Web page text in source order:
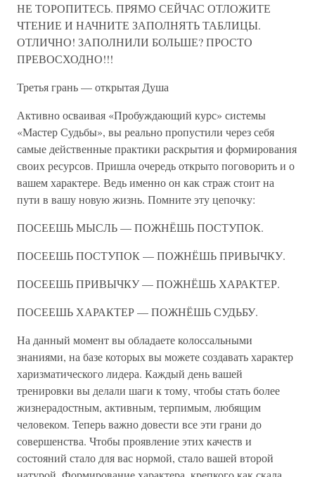
НЕ ТОРОПИТЕСЬ. ПРЯМО СЕЙЧАС ОТЛОЖИТЕ
ЧТЕНИЕ И НАЧНИТЕ ЗАПОЛНЯТЬ ТАБЛИЦЫ.
ОТЛИЧНО! ЗАПОЛНИЛИ БОЛЬШЕ? ПРОСТО
ПРЕВОСХОДНО!!!
Третья грань — открытая Душа
Активно осваивая «Пробуждающий курс» системы
«Мастер Судьбы», вы реально пропустили через себя
самые действенные практики раскрытия и формирования
своих ресурсов. Пришла очередь открыто поговорить и о
вашем характере. Ведь именно он как страж стоит на
пути в вашу новую жизнь. Помните эту цепочку:
ПОСЕЕШЬ МЫСЛЬ — ПОЖНЁШЬ ПОСТУПОК.
ПОСЕЕШЬ ПОСТУПОК — ПОЖНЁШЬ ПРИВЫЧКУ.
ПОСЕЕШЬ ПРИВЫЧКУ — ПОЖНЁШЬ ХАРАКТЕР.
ПОСЕЕШЬ ХАРАКТЕР — ПОЖНЁШЬ СУДЬБУ.
На данный момент вы обладаете колоссальными
знаниями, на базе которых вы можете создавать характер
харизматического лидера. Каждый день вашей
тренировки вы делали шаги к тому, чтобы стать более
жизнерадостным, активным, терпимым, любящим
человеком. Теперь важно довести все эти грани до
совершенства. Чтобы проявление этих качеств и
состояний стало для вас нормой, стало вашей второй